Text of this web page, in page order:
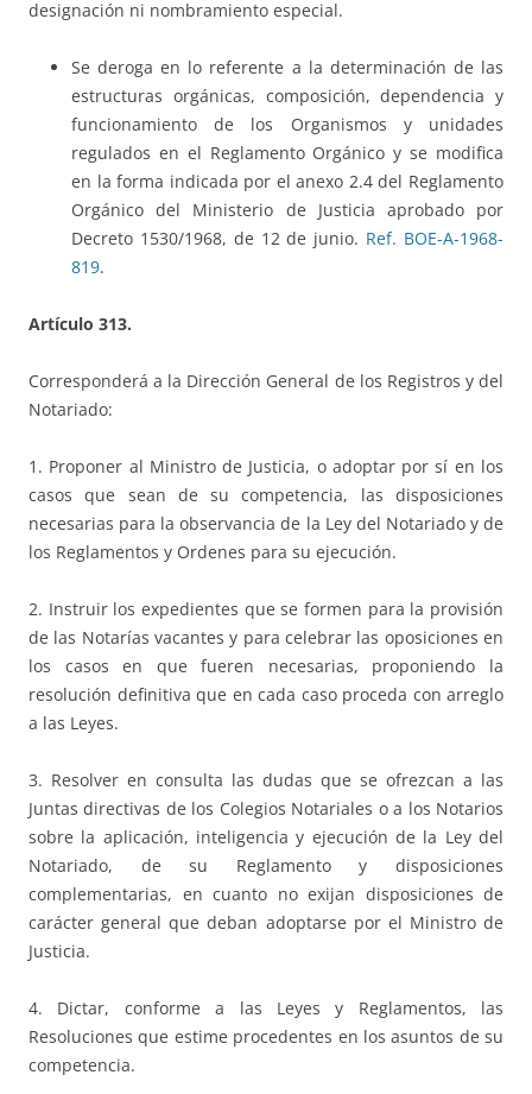
designación ni nombramiento especial.
Se deroga en lo referente a la determinación de las
estructuras orgánicas, composición, dependencia y
funcionamiento de los Organismos y unidades
regulados en el Reglamento Orgánico y se modifica
en la forma indicada por el anexo 2.4 del Reglamento
Orgánico del Ministerio de Justicia aprobado por
Decreto 1530/1968, de 12 de junio. Ref. BOE-A-1968-
819.
Artículo 313.
Corresponderá a la Dirección General de los Registros y del
Notariado:
1. Proponer al Ministro de Justicia, o adoptar por sí en los
casos que sean de su competencia, las disposiciones
necesarias para la observancia de la Ley del Notariado y de
los Reglamentos y Ordenes para su ejecución.
2. Instruir los expedientes que se formen para la provisión
de las Notarías vacantes y para celebrar las oposiciones en
los casos en que fueren necesarias, proponiendo la
resolución definitiva que en cada caso proceda con arreglo
a las Leyes.
3. Resolver en consulta las dudas que se ofrezcan a las
Juntas directivas de los Colegios Notariales o a los Notarios
sobre la aplicación, inteligencia y ejecución de la Ley del
Notariado, de su Reglamento y disposiciones
complementarias, en cuanto no exijan disposiciones de
carácter general que deban adoptarse por el Ministro de
Justicia.
4. Dictar, conforme a las Leyes y Reglamentos, las
Resoluciones que estime procedentes en los asuntos de su
competencia.